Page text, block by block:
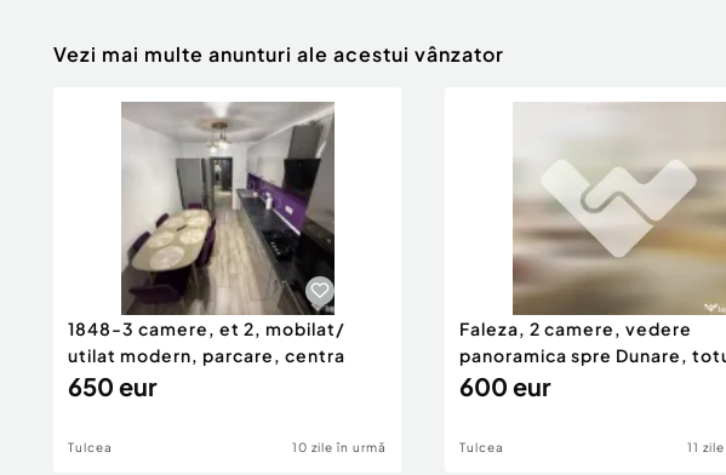
Vezi mai multe anunturi ale acestui vânzator
1848-3 camere, et 2, mobilat/
utilat modern, parcare, centra
650 eur
Tulcea 10 zile în urmă
Faleza, 2 camere, vedere
panoramica spre Dunare,
nou,
600 eur
Tulcea 11